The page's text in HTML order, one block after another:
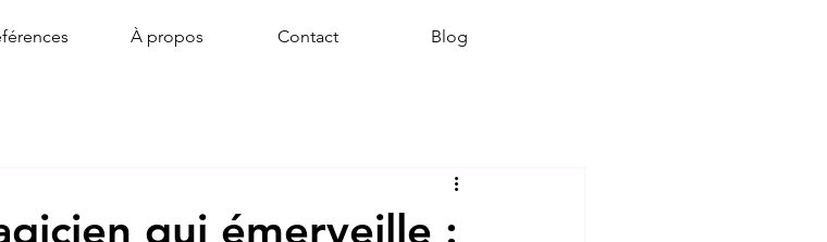
À propos Contact Blog
qui émerveille :